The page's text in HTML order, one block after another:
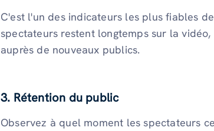
C'est l'un des indicateurs les plus fiables
spectateurs restent longtemps sur la
auprès de nouveaux publics.
3. Rétention du public
Observez à quel moment les spectateurs